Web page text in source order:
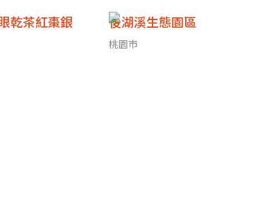
乾茶紅棗銀
後湖溪生態園區
桃園市